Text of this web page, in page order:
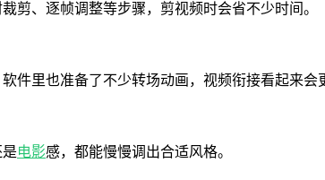
剪、逐帧调整等步骤，剪视频时会省不少时间。
件里也准备了不少转场动画，视频衔接看起来会
电影感，都能慢慢调出合适风格。